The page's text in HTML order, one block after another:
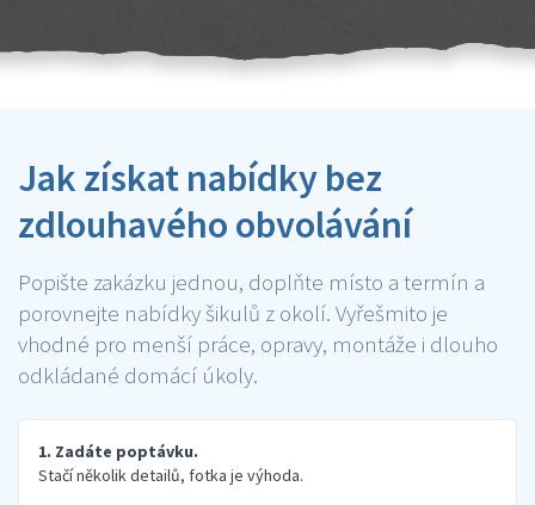
Jak získat nabídky bez
zdlouhavého obvolávání
Popište zakázku jednou, doplňte místo a termín a
porovnejte nabídky šikulů z okolí. Vyřešmito je
vhodné pro menší práce, opravy, montáže i dlouho
odkládané domácí úkoly.
1. Zadáte poptávku.
Stačí několik detailů, fotka je výhoda.